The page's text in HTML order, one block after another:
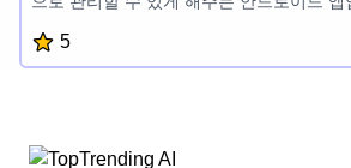
으로 관리할 수 있으며 중요한 일정이나
있습니다. 이 앱은 사용자 친화적이고 검
5